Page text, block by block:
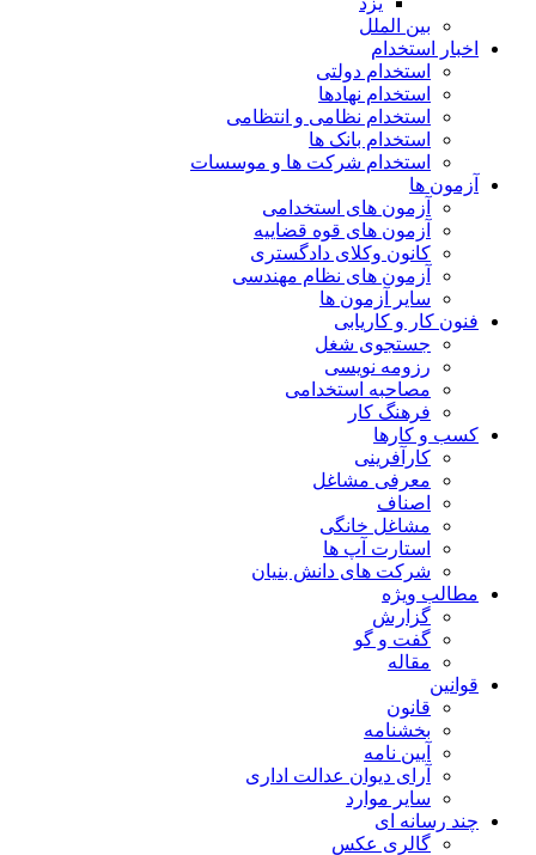
بین الملل
اخبار استخدام
استخدام دولتی
استخدام نهادها
استخدام نظامی و انتظامی
استخدام بانک ها
استخدام شرکت ها و موسسات
آزمون ها
آزمون های استخدامی
آزمون های قوه قضاییه
کانون وکلای دادگستری
آزمون های نظام مهندسی
سایر آزمون ها
فنون کار و کاریابی
جستجوی شغل
رزومه نویسی
مصاحبه استخدامی
فرهنگ کار
کسب و کارها
کارآفرینی
معرفی مشاغل
اصناف
مشاغل خانگی
استارت آپ ها
شرکت های دانش بنیان
مطالب ویژه
گزارش
گفت و گو
مقاله
قوانین
قانون
بخشنامه
آیین نامه
آرای دیوان عدالت اداری
سایر موارد
چند رسانه ای
گالری عکس